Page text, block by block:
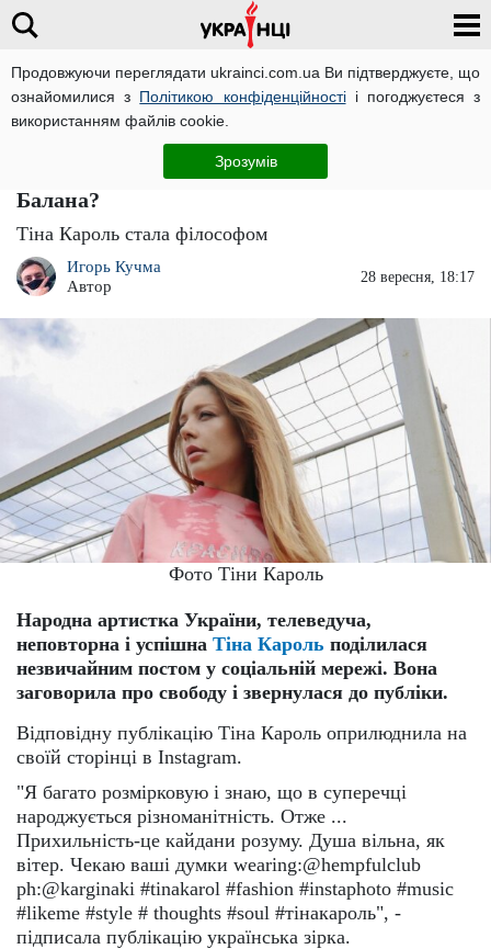
Продовжуючи переглядати ukrainci.com.ua Ви підтверджуєте, що
ознайомилися з Політикою конфіденційностіі погоджуєтеся з
використанням файлів cookie.
Зрозумів
"Це порожнеча, а не свобода": самотня Тіна
Кароль все ніяк не може забути Дана
Балана?
Тіна Кароль стала філософом
Игорь Кучма
Автор
28 вересня, 18:17
Фото Тіни Кароль
Народна артистка України, телеведуча,
неповторна і успішна Тіна Кароль поділилася
незвичайним постом у соціальній мережі. Вона
заговорила про свободу і звернулася до публіки.
Відповідну публікацію Тіна Кароль оприлюднила на
своїй сторінці в Instagram.
"Я багато розмірковую і знаю, що в суперечці
народжується різноманітність. Отже ...
Прихильність-це кайдани розуму. Душа вільна, як
вітер. Чекаю ваші думки wearing:@hempfulclub
ph:@karginaki #tinakarol #fashion #instaphoto #music
#likeme #style # thoughts #soul #тінакароль", -
підписала публікацію українська зірка.